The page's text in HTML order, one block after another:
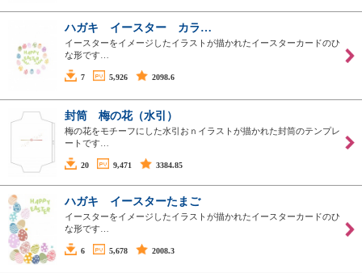
ハガキ イースター カラ…
イースターをイメージしたイラストが描かれたイースターカードのひ
な形です…
7 5,926 2098.6
封筒 梅の花（水引）
梅の花をモチーフにした水引おｎイラストが描かれた封筒のテンプレ
ートです…
20 9,471 3384.85
ハガキ イースターたまご
イースターをイメージしたイラストが描かれたイースターカードのひ
な形です…
6 5,678 2008.3